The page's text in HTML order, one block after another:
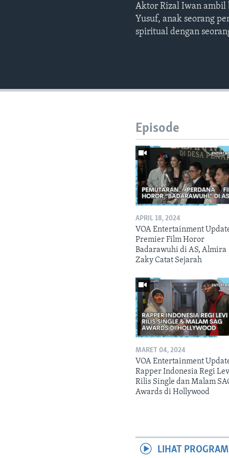
Aktor Rizal Iwan ambil
Yusuf, anak seorang
spiritual dengan
Episode
APRIL 18, 2024
VOA Entertainment
Premier Film Horor
Badarawuhi di AS, Almira
Zaky Catat Sejarah
MARET 04, 2024
VOA Entertainment
Rapper Indonesia Regi
Rilis Single dan Malam
Awards di Hollywood
LIHAT